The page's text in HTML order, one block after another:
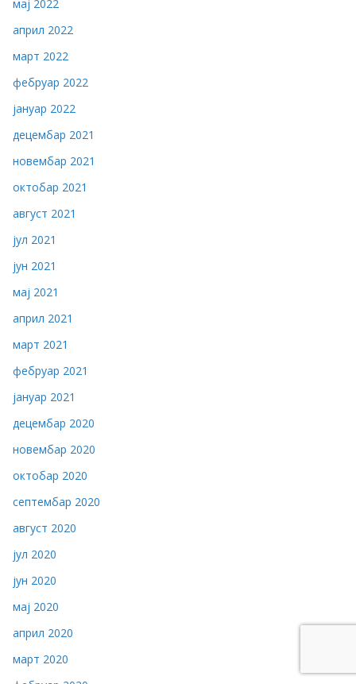
мај 2022
април 2022
март 2022
фебруар 2022
јануар 2022
децембар 2021
новембар 2021
октобар 2021
август 2021
јул 2021
јун 2021
мај 2021
април 2021
март 2021
фебруар 2021
јануар 2021
децембар 2020
новембар 2020
октобар 2020
септембар 2020
август 2020
јул 2020
јун 2020
мај 2020
април 2020
март 2020